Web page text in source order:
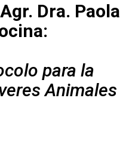
Dra. Paola
para la
Animales